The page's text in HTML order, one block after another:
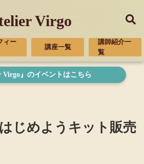
Virgo
ィー
講座一覧
講師紹介一
覧
Virgo』のイベントはこちら
じめようキット販売